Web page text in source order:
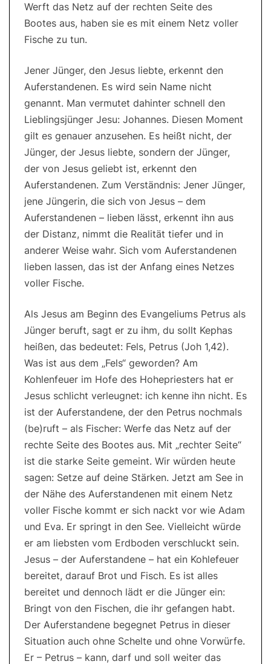
Werft das Netz auf der rechten Seite des
Bootes aus, haben sie es mit einem Netz voller
Fische zu tun.
Jener Jünger, den Jesus liebte, erkennt den
Auferstandenen. Es wird sein Name nicht
genannt. Man vermutet dahinter schnell den
Lieblingsjünger Jesu: Johannes. Diesen Moment
gilt es genauer anzusehen. Es heißt nicht, der
Jünger, der Jesus liebte, sondern der Jünger,
der von Jesus geliebt ist, erkennt den
Auferstandenen. Zum Verständnis: Jener Jünger,
jene Jüngerin, die sich von Jesus – dem
Auferstandenen – lieben lässt, erkennt ihn aus
der Distanz, nimmt die Realität tiefer und in
anderer Weise wahr. Sich vom Auferstandenen
lieben lassen, das ist der Anfang eines Netzes
voller Fische.
Als Jesus am Beginn des Evangeliums Petrus als
Jünger beruft, sagt er zu ihm, du sollt Kephas
heißen, das bedeutet: Fels, Petrus (Joh 1,42).
Was ist aus dem „Fels“ geworden? Am
Kohlenfeuer im Hofe des Hohepriesters hat er
Jesus schlicht verleugnet: ich kenne ihn nicht. Es
ist der Auferstandene, der den Petrus nochmals
(be)ruft – als Fischer: Werfe das Netz auf der
rechte Seite des Bootes aus. Mit „rechter Seite“
ist die starke Seite gemeint. Wir würden heute
sagen: Setze auf deine Stärken. Jetzt am See in
der Nähe des Auferstandenen mit einem Netz
voller Fische kommt er sich nackt vor wie Adam
und Eva. Er springt in den See. Vielleicht würde
er am liebsten vom Erdboden verschluckt sein.
Jesus – der Auferstandene – hat ein Kohlefeuer
bereitet, darauf Brot und Fisch. Es ist alles
bereitet und dennoch lädt er die Jünger ein:
Bringt von den Fischen, die ihr gefangen habt.
Der Auferstandene begegnet Petrus in dieser
Situation auch ohne Schelte und ohne Vorwürfe.
Er – Petrus – kann, darf und soll weiter das